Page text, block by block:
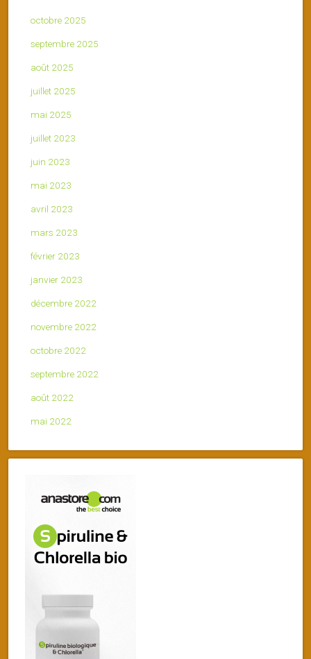
octobre 2025
septembre 2025
août 2025
juillet 2025
mai 2025
juillet 2023
juin 2023
mai 2023
avril 2023
mars 2023
février 2023
janvier 2023
décembre 2022
novembre 2022
octobre 2022
septembre 2022
août 2022
mai 2022